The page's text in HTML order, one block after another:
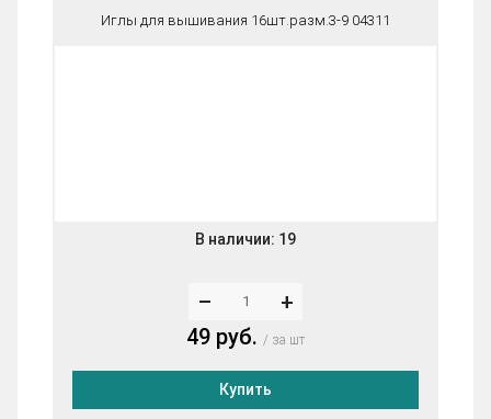
Иглы для вышивания 16шт.разм.3-9 04311
В наличии: 19
–
+
49 руб.
за шт
Купить